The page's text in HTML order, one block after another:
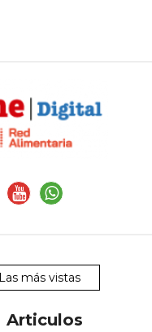
Las más vistas
Articulos